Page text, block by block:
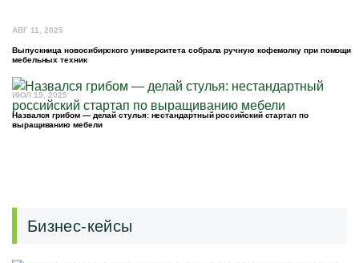
АВГ 11, 2025
Выпускница новосибирского университета собрала ручную кофемолку при помощи
мебельных техник
ИЮЛ 15, 2025
Назвался грибом — делай стулья: нестандартный российский стартап по
выращиванию мебели
Бизнес-кейсы